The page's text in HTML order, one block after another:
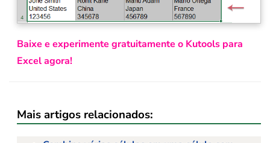
Baixe e experimente gratuitamente o Kutools para
Excel agora!
Mais artigos relacionados: